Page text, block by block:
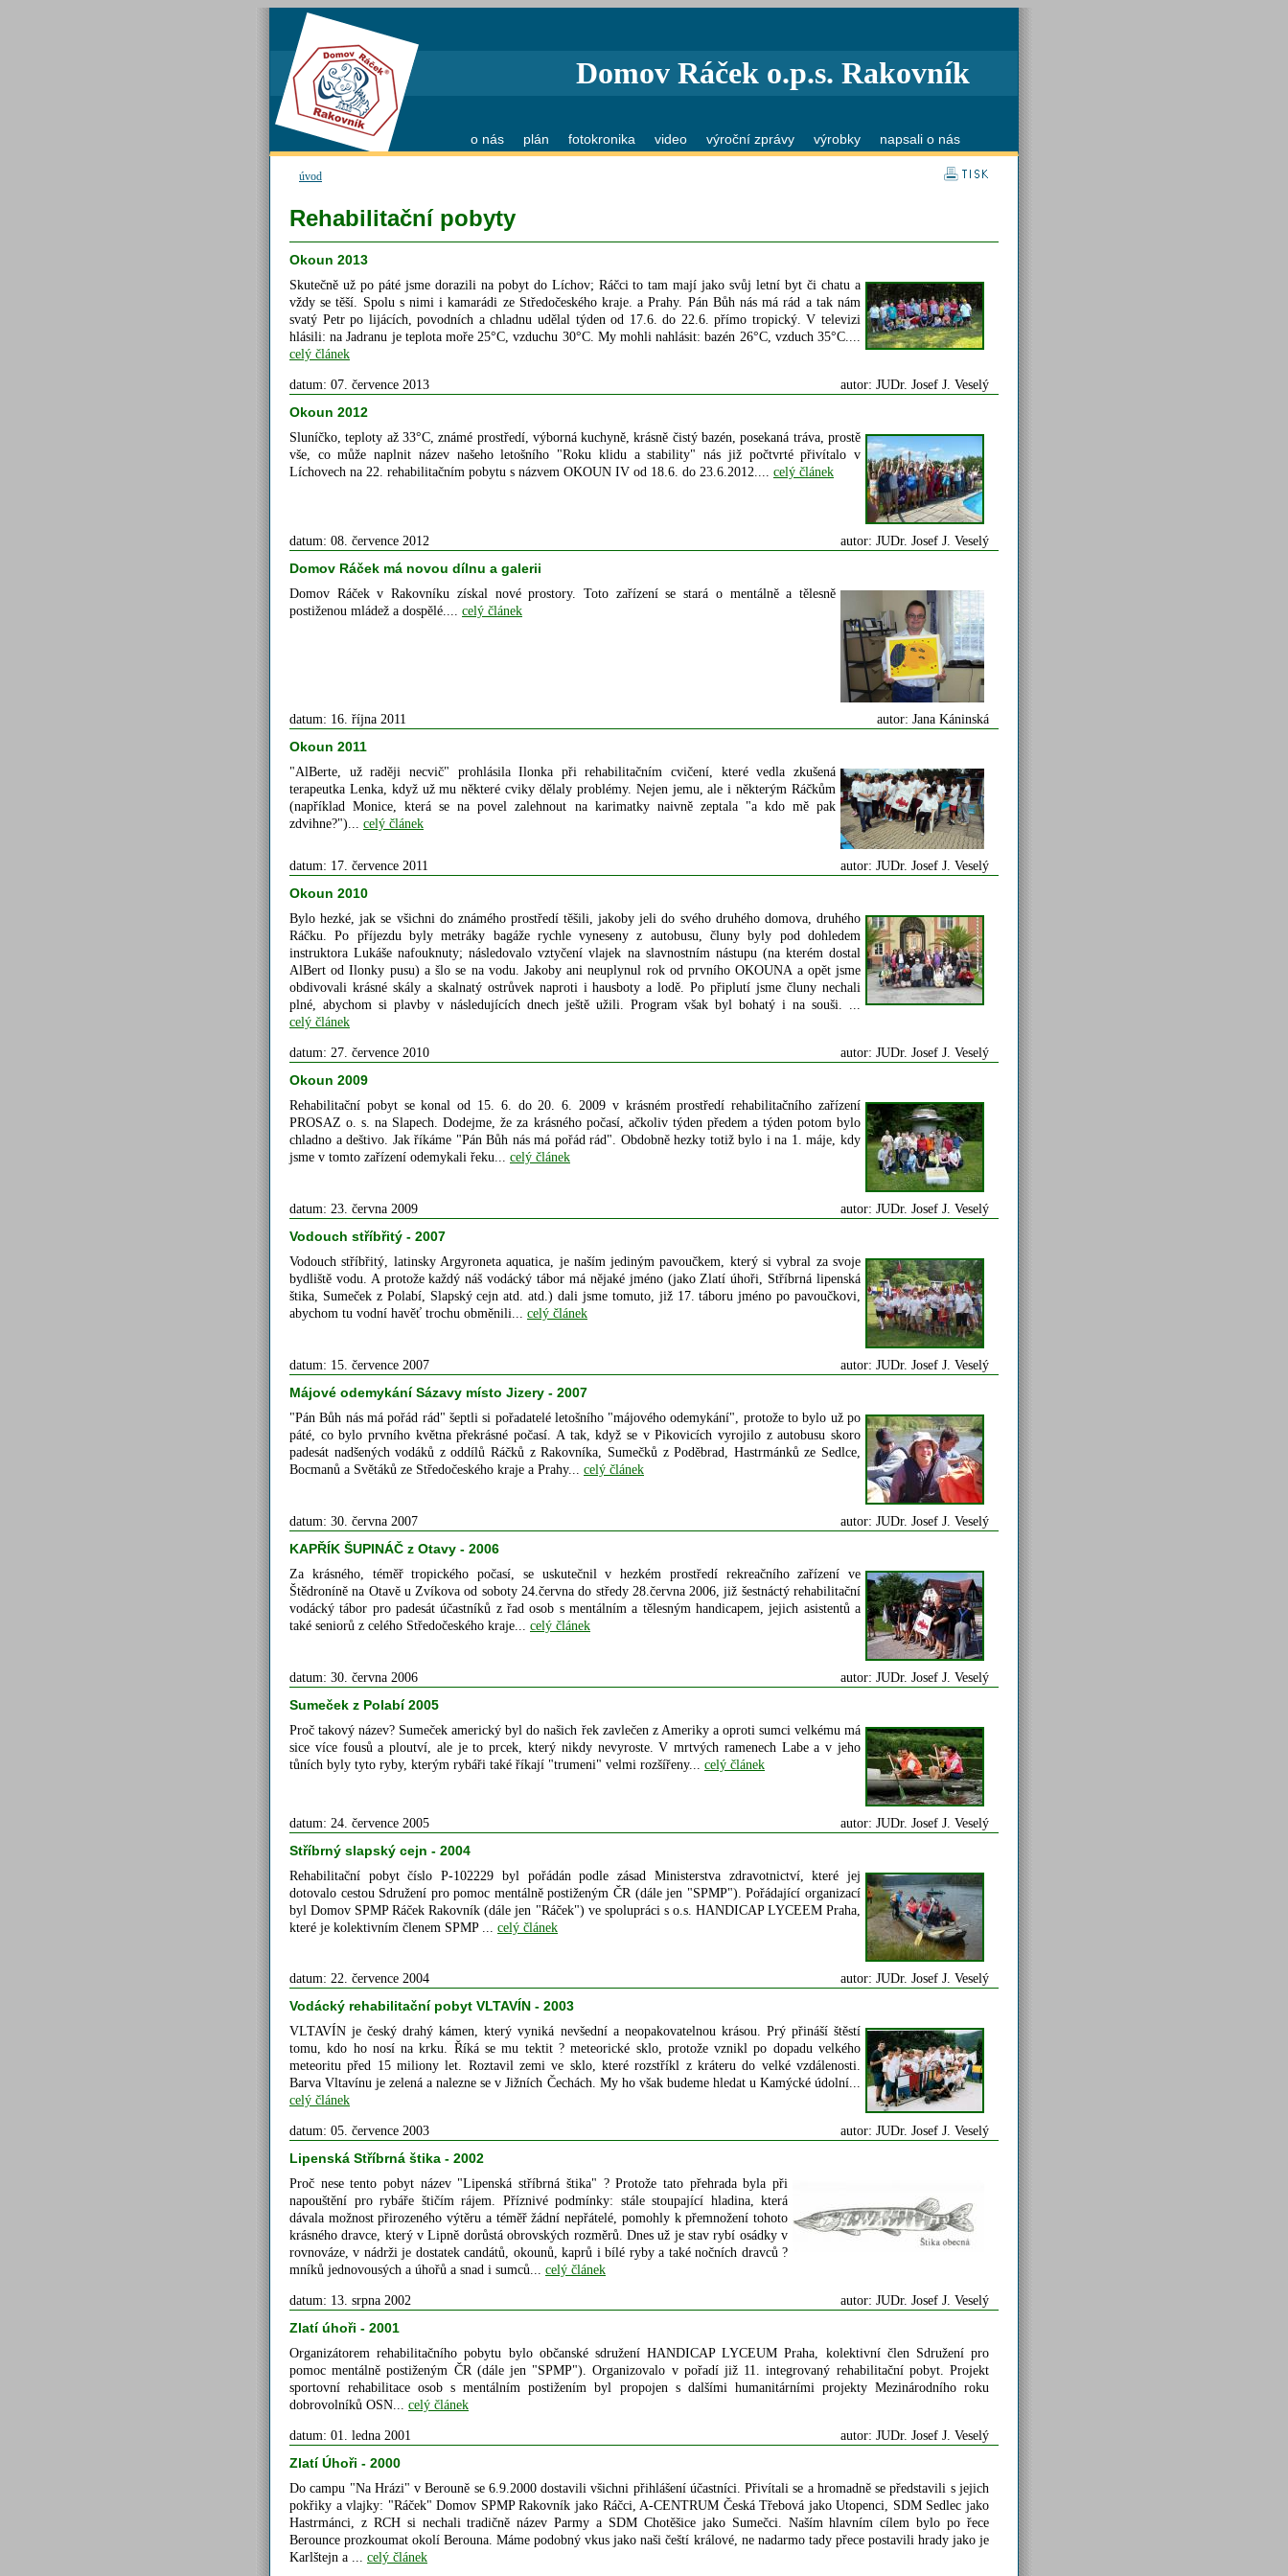
Domov Ráček o.p.s. Rakovník
o nás plán fotokronika video výroční zprávy výrobky napsali o nás
úvod
Rehabilitační pobyty
Okoun 2013
Skutečně už po páté jsme dorazili na pobyt do Líchov; Ráčci to tam mají jako svůj letní byt či chatu a
vždy se těší. Spolu s nimi i kamarádi ze Středočeského kraje. a Prahy. Pán Bůh nás má rád a tak nám
svatý Petr po lijácích, povodních a chladnu udělal týden od 17.6. do 22.6. přímo tropický. V televizi
hlásili: na Jadranu je teplota moře 25°C, vzduchu 30°C. My mohli nahlásit: bazén 26°C, vzduch 35°C....
celý článek
datum: 07. července 2013 autor: JUDr. Josef J. Veselý
Okoun 2012
Sluníčko, teploty až 33°C, známé prostředí, výborná kuchyně, krásně čistý bazén, posekaná tráva, prostě
vše, co může naplnit název našeho letošního "Roku klidu a stability" nás již počtvrté přivítalo v
Líchovech na 22. rehabilitačním pobytu s názvem OKOUN IV od 18.6. do 23.6.2012.... celý článek
datum: 08. července 2012 autor: JUDr. Josef J. Veselý
Domov Ráček má novou dílnu a galerii
Domov Ráček v Rakovníku získal nové prostory. Toto zařízení se stará o mentálně a tělesně
postiženou mládež a dospělé.... celý článek
datum: 16. října 2011 autor: Jana Káninská
Okoun 2011
"AlBerte, už raději necvič" prohlásila Ilonka při rehabilitačním cvičení, které vedla zkušená
terapeutka Lenka, když už mu některé cviky dělaly problémy. Nejen jemu, ale i některým Ráčkům
(například Monice, která se na povel zalehnout na karimatky naivně zeptala "a kdo mě pak
zdvihne?")... celý článek
datum: 17. července 2011 autor: JUDr. Josef J. Veselý
Okoun 2010
Bylo hezké, jak se všichni do známého prostředí těšili, jakoby jeli do svého druhého domova, druhého
Ráčku. Po příjezdu byly metráky bagáže rychle vyneseny z autobusu, čluny byly pod dohledem
instruktora Lukáše nafouknuty; následovalo vztyčení vlajek na slavnostním nástupu (na kterém dostal
AlBert od Ilonky pusu) a šlo se na vodu. Jakoby ani neuplynul rok od prvního OKOUNA a opět jsme
obdivovali krásné skály a skalnatý ostrůvek naproti i hausboty a lodě. Po připlutí jsme čluny nechali
plné, abychom si plavby v následujících dnech ještě užili. Program však byl bohatý i na souši. ...
celý článek
datum: 27. července 2010 autor: JUDr. Josef J. Veselý
Okoun 2009
Rehabilitační pobyt se konal od 15. 6. do 20. 6. 2009 v krásném prostředí rehabilitačního zařízení
PROSAZ o. s. na Slapech. Dodejme, že za krásného počasí, ačkoliv týden předem a týden potom bylo
chladno a deštivo. Jak říkáme "Pán Bůh nás má pořád rád". Obdobně hezky totiž bylo i na 1. máje, kdy
jsme v tomto zařízení odemykali řeku... celý článek
datum: 23. června 2009 autor: JUDr. Josef J. Veselý
Vodouch stříbřitý - 2007
Vodouch stříbřitý, latinsky Argyroneta aquatica, je naším jediným pavoučkem, který si vybral za svoje
bydliště vodu. A protože každý náš vodácký tábor má nějaké jméno (jako Zlatí úhoři, Stříbrná lipenská
štika, Sumeček z Polabí, Slapský cejn atd. atd.) dali jsme tomuto, již 17. táboru jméno po pavoučkovi,
abychom tu vodní havěť trochu obměnili... celý článek
datum: 15. července 2007 autor: JUDr. Josef J. Veselý
Májové odemykání Sázavy místo Jizery - 2007
"Pán Bůh nás má pořád rád" šeptli si pořadatelé letošního "májového odemykání", protože to bylo už po
páté, co bylo prvního května překrásné počasí. A tak, když se v Pikovicích vyrojilo z autobusu skoro
padesát nadšených vodáků z oddílů Ráčků z Rakovníka, Sumečků z Poděbrad, Hastrmánků ze Sedlce,
Bocmanů a Světáků ze Středočeského kraje a Prahy... celý článek
datum: 30. června 2007 autor: JUDr. Josef J. Veselý
KAPŘÍK ŠUPINÁČ z Otavy - 2006
Za krásného, téměř tropického počasí, se uskutečnil v hezkém prostředí rekreačního zařízení ve
Štědroníně na Otavě u Zvíkova od soboty 24.června do středy 28.června 2006, již šestnáctý rehabilitační
vodácký tábor pro padesát účastníků z řad osob s mentálním a tělesným handicapem, jejich asistentů a
také seniorů z celého Středočeského kraje... celý článek
datum: 30. června 2006 autor: JUDr. Josef J. Veselý
Sumeček z Polabí 2005
Proč takový název? Sumeček americký byl do našich řek zavlečen z Ameriky a oproti sumci velkému má
sice více fousů a ploutví, ale je to prcek, který nikdy nevyroste. V mrtvých ramenech Labe a v jeho
tůních byly tyto ryby, kterým rybáři také říkají "trumeni" velmi rozšířeny... celý článek
datum: 24. července 2005 autor: JUDr. Josef J. Veselý
Stříbrný slapský cejn - 2004
Rehabilitační pobyt číslo P-102229 byl pořádán podle zásad Ministerstva zdravotnictví, které jej
dotovalo cestou Sdružení pro pomoc mentálně postiženým ČR (dále jen "SPMP"). Pořádající organizací
byl Domov SPMP Ráček Rakovník (dále jen "Ráček") ve spolupráci s o.s. HANDICAP LYCEEM Praha,
které je kolektivním členem SPMP ... celý článek
datum: 22. července 2004 autor: JUDr. Josef J. Veselý
Vodácký rehabilitační pobyt VLTAVÍN - 2003
VLTAVÍN je český drahý kámen, který vyniká nevšední a neopakovatelnou krásou. Prý přináší štěstí
tomu, kdo ho nosí na krku. Říká se mu tektit ? meteorické sklo, protože vznikl po dopadu velkého
meteoritu před 15 miliony let. Roztavil zemi ve sklo, které rozstříkl z kráteru do velké vzdálenosti.
Barva Vltavínu je zelená a nalezne se v Jižních Čechách. My ho však budeme hledat u Kamýcké údolní...
celý článek
datum: 05. července 2003 autor: JUDr. Josef J. Veselý
Lipenská Stříbrná štika - 2002
Proč nese tento pobyt název "Lipenská stříbrná štika" ? Protože tato přehrada byla při
napouštění pro rybáře štičím rájem. Příznivé podmínky: stále stoupající hladina, která
dávala možnost přirozeného výtěru a téměř žádní nepřátelé, pomohly k přemnožení tohoto
krásného dravce, který v Lipně dorůstá obrovských rozměrů. Dnes už je stav rybí osádky v
rovnováze, v nádrži je dostatek candátů, okounů, kaprů i bílé ryby a také nočních dravců ?
mníků jednovousých a úhořů a snad i sumců... celý článek
datum: 13. srpna 2002 autor: JUDr. Josef J. Veselý
Zlatí úhoři - 2001
Organizátorem rehabilitačního pobytu bylo občanské sdružení HANDICAP LYCEUM Praha, kolektivní člen Sdružení pro
pomoc mentálně postiženým ČR (dále jen "SPMP"). Organizovalo v pořadí již 11. integrovaný rehabilitační pobyt. Projekt
sportovní rehabilitace osob s mentálním postižením byl propojen s dalšími humanitárními projekty Mezinárodního roku
dobrovolníků OSN... celý článek
datum: 01. ledna 2001 autor: JUDr. Josef J. Veselý
Zlatí Úhoři - 2000
Do campu "Na Hrázi" v Berouně se 6.9.2000 dostavili všichni přihlášení účastníci. Přivítali se a hromadně se představili s jejich
pokřiky a vlajky: "Ráček" Domov SPMP Rakovník jako Ráčci, A-CENTRUM Česká Třebová jako Utopenci, SDM Sedlec jako
Hastrmánci, z RCH si nechali tradičně název Parmy a SDM Chotěšice jako Sumečci. Naším hlavním cílem bylo po řece
Berounce prozkoumat okolí Berouna. Máme podobný vkus jako naši čeští králové, ne nadarmo tady přece postavili hrady jako je
Karlštejn a ... celý článek